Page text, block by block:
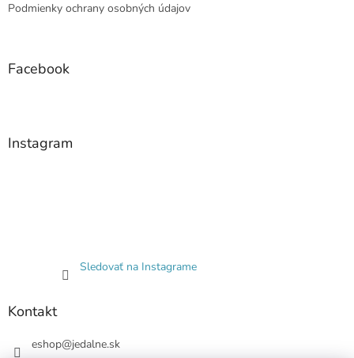
Podmienky ochrany osobných údajov
Facebook
Instagram
Sledovať na Instagrame
Kontakt
eshop@jedalne.sk